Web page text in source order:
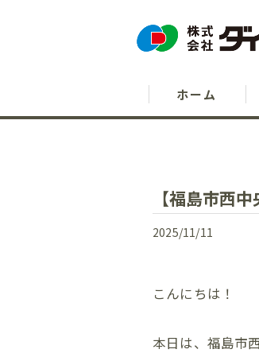
ホーム
【福島市西
2025/11/11
こんにちは！
本日は、福島市